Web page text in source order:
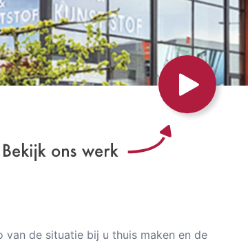
de situatie bij u thuis maken en de